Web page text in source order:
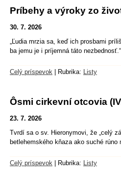
Príbehy a výroky zo
30. 7. 2026
„Ľudia mrzia sa, keď ich prosbami
ba jemu je i príjemná táto
Celý príspevok Rubrika: Listy
Ôsmi cirkevní otcovia
23. 7. 2026
Tvrdí sa o sv. Hieronymovi, že „celý
betlehemského kňaza ako suché rúno
Celý príspevok Rubrika: Listy